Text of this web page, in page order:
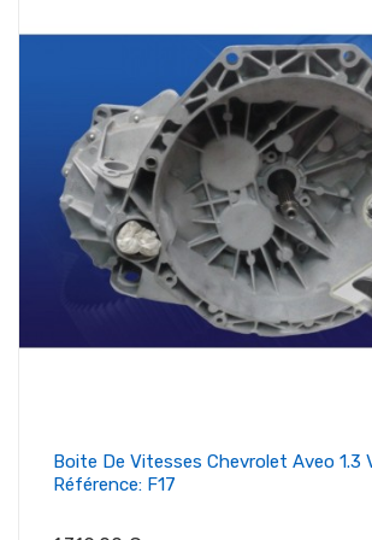
Boite De Vitesses Chevrolet Aveo 1.3
Référence: F17